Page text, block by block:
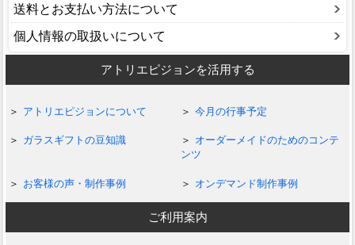
送料とお支払い方法について
個人情報の取扱いについて
アトリエピジョンを活用する
アトリエピジョンについて 今月の行事予定
ガラスギフトの豆知識
オーダーメイドのためのコンテ
ンツ
お客様の声・制作事例 オンデマンド制作事例
ご利用案内